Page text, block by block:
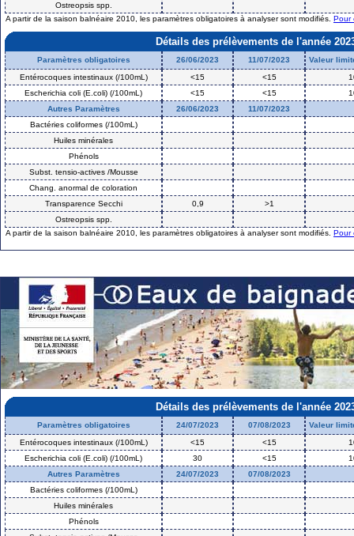
Ostreopsis spp.
A partir de la saison balnéaire 2010, les paramètres obligatoires à analyser sont modifiés. Pour
Détails des prélèvements de l'année
Paramètres obligatoires 26/06/2023 11/07/2023
Valeur
Entérocoques intestinaux (/100mL)
<15 <15
Escherichia coli (E.coli) (/100mL)
<15 <15
Autres Paramètres
26/06/2023
11/07/2023
Bactéries coliformes (/100mL)
Huiles minérales
Phénols
Subst. tensio-actives /Mousse
Chang. anormal de coloration
Transparence Secchi
0,9
>1
Ostreopsis spp.
A partir de la saison balnéaire 2010, les paramètres obligatoires à analyser sont modifiés. Pour
Détails des prélèvements de l'année
Paramètres obligatoires 24/07/2023 07/08/2023
Valeur
Entérocoques intestinaux (/100mL)
<15 <15
Escherichia coli (E.coli) (/100mL)
30 <15
Autres Paramètres
24/07/2023
07/08/2023
Bactéries coliformes (/100mL)
Huiles minérales
Phénols